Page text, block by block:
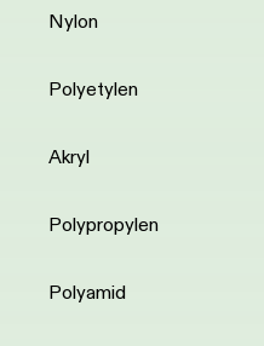
Nylon
Polyetylen
Akryl
Polypropylen
Polyamid